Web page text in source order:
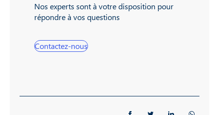
Nos experts sont à votre disposition pour
répondre à vos questions
Contactez-nous